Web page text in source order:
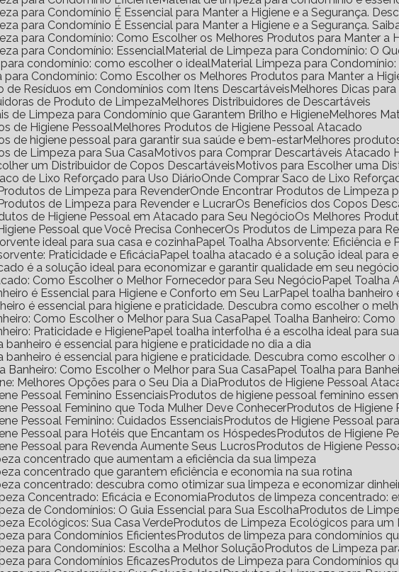
para Condomínio É Essencial para Manter a Higiene e a Segurança.
para Condomínio É Essencial para Manter a Higiene e a Segurança.
para Condomínio: Como Escolher os Melhores Produtos para Manter a
para Condomínio: Essencial
Material de Limpeza para Condomínio: O
para condomínio: como escolher o ideal
Material Limpeza para
para Condomínio: Como Escolher os Melhores Produtos para Manter a
de Resíduos em Condomínios com Itens Descartáveis
Melhores Dicas
de Produto de Limpeza
Melhores Distribuidores de Descartáveis
de Limpeza para Condomínio que Garantem Brilho e Higiene
Melhores
de Higiene Pessoal
Melhores Produtos de Higiene Pessoal Atacado
de higiene pessoal para garantir sua saúde e bem-estar
Melhores
de Limpeza para Sua Casa
Motivos para Comprar Descartáveis Atacado
um Distribuidor de Copos Descartáveis
Motivos para Escolher uma
de Lixo Reforçado para Uso Diário
Onde Comprar Saco de Lixo
Produtos de Limpeza para Revender
Onde Encontrar Produtos de Limpeza
Produtos de Limpeza para Revender e Lucrar
Os Benefícios dos Copos
de Higiene Pessoal em Atacado para Seu Negócio
Os Melhores
Pessoal que Você Precisa Conhecer
Os Produtos de Limpeza para
ideal para sua casa e cozinha Papel Toalha Absorvente: Eficiência e
Praticidade e Eficácia Papel toalha atacado é a solução ideal
é a solução ideal para economizar e garantir qualidade em seu negócio
Como Escolher o Melhor Fornecedor para Seu Negócio
Papel
é Essencial para Higiene e Conforto em Seu Lar Papel toalha
é essencial para higiene e praticidade. Descubra como escolher o
Como Escolher o Melhor para Sua Casa Papel Toalha Banheiro:
Praticidade e Higiene Papel toalha interfolha é a escolha ideal para
banheiro é essencial para higiene e praticidade no dia a dia
banheiro é essencial para higiene e praticidade. Descubra como escolher
Banheiro: Como Escolher o Melhor para Sua Casa Papel Toalha para
Melhores Opções para o Seu Dia a Dia Produtos de Higiene Pessoal
Pessoal Feminino Essenciais
Produtos de higiene pessoal feminino
Pessoal Feminino que Toda Mulher Deve Conhecer Produtos de
Pessoal Feminino: Cuidados Essenciais
Produtos de Higiene Pessoal
Pessoal para Hotéis que Encantam os Hóspedes
Produtos de Higiene
Pessoal para Revenda Aumente Seus Lucros
Produtos de Higiene
concentrado que aumentam a eficiência da sua limpeza
concentrado que garantem eficiência e economia na sua rotina
concentrado: descubra como otimizar sua limpeza e economizar
Concentrado: Eficácia e Economia Produtos de limpeza concentrado:
de Condomínios: O Guia Essencial para Sua Escolha Produtos de
Ecológicos: Sua Casa Verde Produtos de Limpeza Ecológicos para
para Condomínios Eficientes
Produtos de limpeza para condomínios
para Condomínios: Escolha a Melhor Solução
Produtos de Limpeza
para Condomínios Eficazes
Produtos de Limpeza para Condomínios